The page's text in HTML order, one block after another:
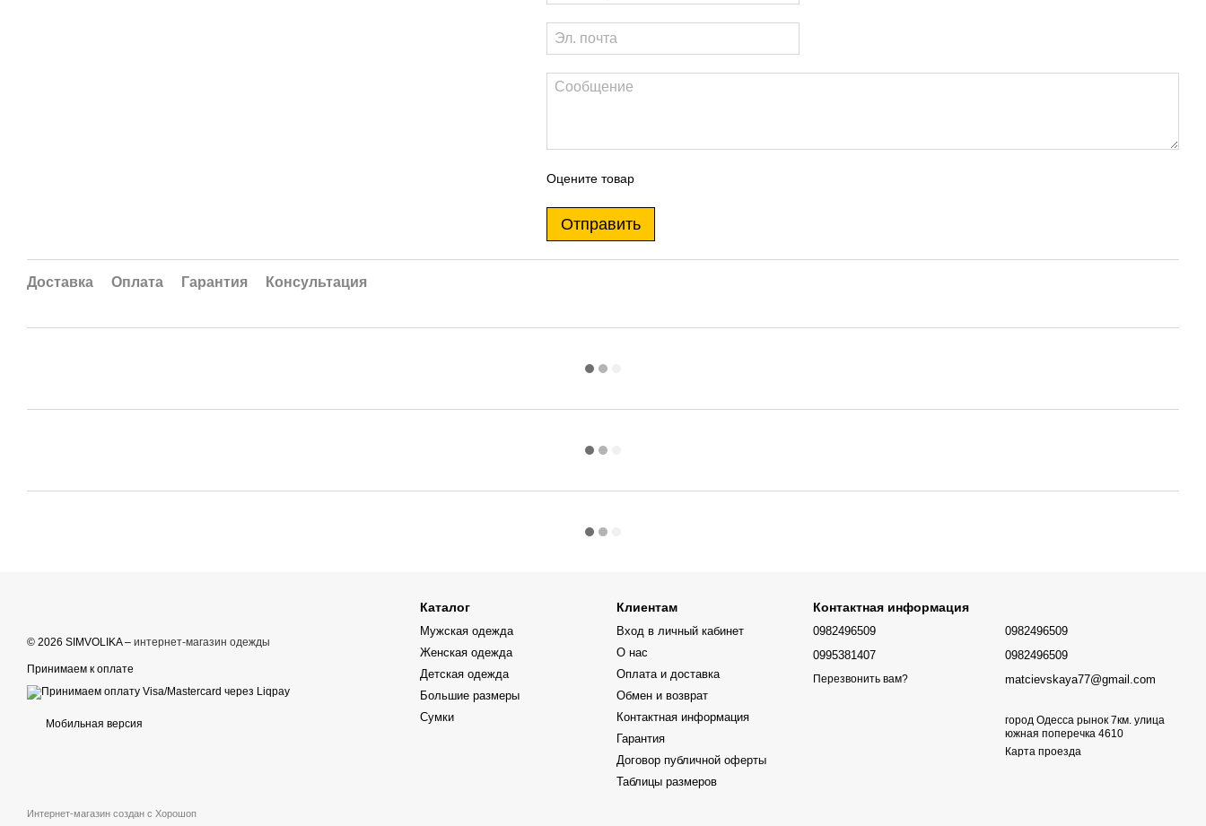
Оцените товар
Отправить
Доставка Оплата Гарантия Консультация
© 2026 SIMVOLIKA – интернет-магазин одежды
Принимаем к оплате
Мобильная версия
Интернет-магазин создан с Хорошоп
Каталог
Мужская одежда
Женская одежда
Детская одежда
Большие размеры
Сумки
Клиентам
Вход в личный кабинет
О нас
Оплата и доставка
Обмен и возврат
Контактная информация
Гарантия
Договор публичной оферты
Таблицы размеров
Контактная информация
0982496509
0995381407
Перезвонить вам?
0982496509
0982496509
matcievskaya77@gmail.com
город Одесса рынок 7км. улица
южная поперечка 4610
Карта проезда